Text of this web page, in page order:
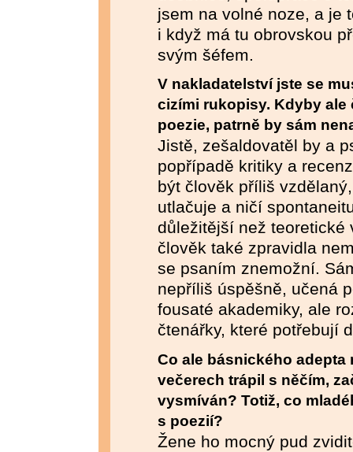
jsem na volné noze, a je
i když má tu obrovskou
svým šéfem.
V nakladatelství jste se
cizími rukopisy. Kdyby ale
poezie, patrně by sám
Jistě, zešaldovatěl by a
popřípadě kritiky a
být člověk příliš
utlačuje a ničí
důležitější než teoretické
člověk také zpravidla
se psaním znemožní.
nepříliš úspěšně, učená
fousaté akademiky, ale
čtenářky, které potřebují
Co ale básnického
večerech trápil s něčím,
vysmíván? Totiž, co
s poezií?
Žene ho mocný pud